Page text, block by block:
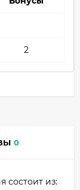
2
0
состоит из: